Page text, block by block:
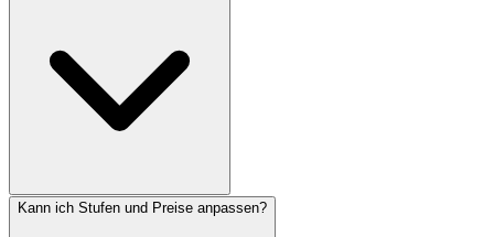
Kann ich Stufen und Preise anpassen?